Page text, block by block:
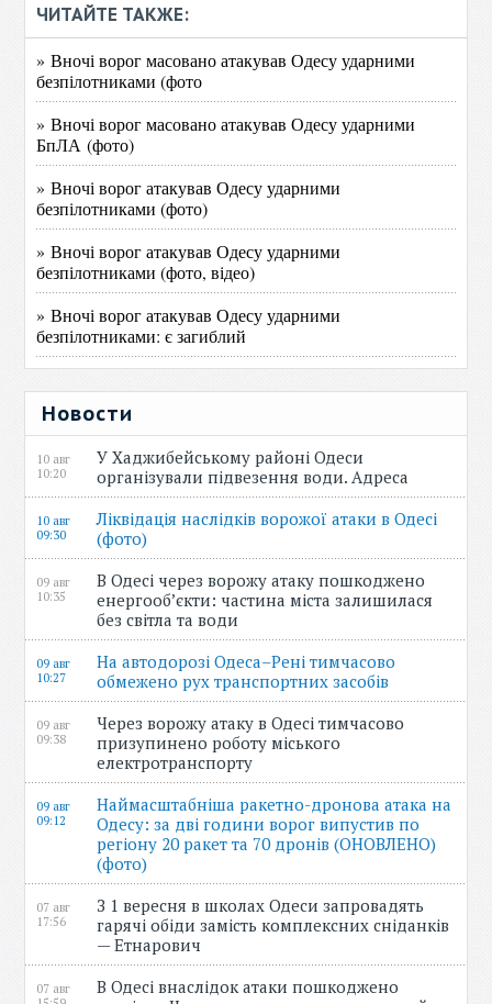
ЧИТАЙТЕ ТАКЖЕ:
» Вночі ворог масовано атакував Одесу ударними
безпілотниками (фото
» Вночі ворог масовано атакував Одесу ударними
БпЛА (фото)
» Вночі ворог атакував Одесу ударними
безпілотниками (фото)
» Вночі ворог атакував Одесу ударними
безпілотниками (фото, відео)
» Вночі ворог атакував Одесу ударними
безпілотниками: є загиблий
Новости
10 авг
10:20
У Хаджибейському районі Одеси
організували підвезення води. Адреса
10 авг
09:30
Ліквідація наслідків ворожої атаки в Одесі
(фото)
09 авг
10:35
В Одесі через ворожу атаку пошкоджено
енергооб’єкти: частина міста залишилася
без світла та води
09 авг
10:27
На автодорозі Одеса–Рені тимчасово
обмежено рух транспортних засобів
09 авг
09:38
Через ворожу атаку в Одесі тимчасово
призупинено роботу міського
електротранспорту
09 авг
09:12
Наймасштабніша ракетно-дронова атака на
Одесу: за дві години ворог випустив по
регіону 20 ракет та 70 дронів (ОНОВЛЕНО)
(фото)
07 авг
17:56
З 1 вересня в школах Одеси запровадять
гарячі обіди замість комплексних сніданків
— Етнарович
07 авг
В Одесі внаслідок атаки пошкоджено